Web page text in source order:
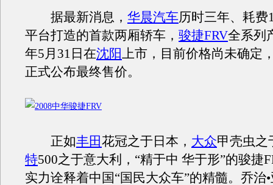
据最新消息， 华晨汽车历时三年、耗费
平台打造的首款两厢轿车， 骏捷FRV全系列
年5月31日在沈阳上市，目前价格尚未确定
正式公布最终售价。
正如丰田花冠之于日本， 大众甲壳虫之
特500之于意大利，“精于中 华于形”的骏捷
实力诠释着中国“国民大众车”的精髓。乔治